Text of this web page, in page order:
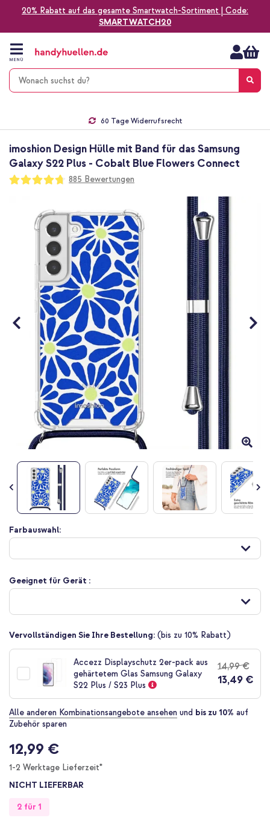
20% Rabatt auf das gesamte Smartwatch-Sortiment | Code:
SMARTWATCH20
Zum
Inhalt
springen
MENÜ
60 Tage Widerrufsrecht
imoshion Design Hülle mit Band für das Samsung
Galaxy S22 Plus - Cobalt Blue Flowers Connect
Bewertung:
94
100
885 Bewertungen
Bildgalerie
Zum
Anfang
Bildgalerie
Farbauswahl:
Geeignet für Gerät :
Vervollständigen Sie Ihre Bestellung: (bis zu 10% Rabatt)
Accezz Displayschutz 2er-pack aus
gehärtetem Glas Samsung Galaxy
S22 Plus / S23 Plus
14,99 €
13,49 €
Alle anderen Kombinationsangebote ansehen und bis zu 10% auf
Zubehör sparen
12,99 €
1-2 Werktage Lieferzeit*
NICHT LIEFERBAR
2 für 1